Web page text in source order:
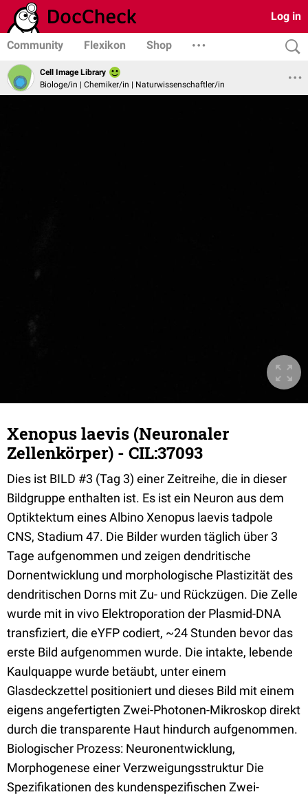
Log in
Community Flexikon Shop
Cell Image Library
Biologe/in | Chemiker/in | Naturwissenschaftler/in
Xenopus laevis (Neuronaler
Zellenkörper) - CIL:37093
Dies ist BILD #3 (Tag 3) einer Zeitreihe, die in dieser
Bildgruppe enthalten ist. Es ist ein Neuron aus dem
Optiktektum eines Albino Xenopus laevis tadpole
CNS, Stadium 47. Die Bilder wurden täglich über 3
Tage aufgenommen und zeigen dendritische
Dornentwicklung und morphologische Plastizität des
dendritischen Dorns mit Zu- und Rückzügen. Die Zelle
wurde mit in vivo Elektroporation der Plasmid-DNA
transfiziert, die eYFP codiert, ~24 Stunden bevor das
erste Bild aufgenommen wurde. Die intakte, lebende
Kaulquappe wurde betäubt, unter einem
Glasdeckzettel positioniert und dieses Bild mit einem
eigens angefertigten Zwei-Photonen-Mikroskop direkt
durch die transparente Haut hindurch aufgenommen.
Biologischer Prozess: Neuronentwicklung,
Morphogenese einer Verzweigungsstruktur Die
Spezifikationen des kundenspezifischen Zwei-